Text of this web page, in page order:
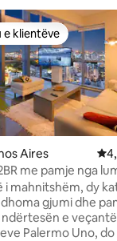
5, 303 vlerësime
e zgjedhjeve të
e klientëve
Aires
me pamje nga
i mahnitshëm, dy
gjumi dhe
e
Palermo Uno,